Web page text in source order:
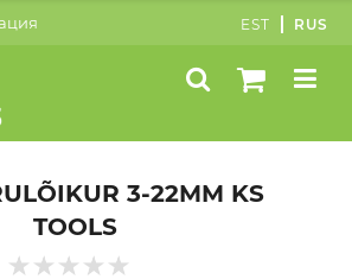
EST RUS
3-22MM KS
TOOLS